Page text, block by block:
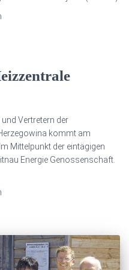
Vertretern der
kommt am
Mittelpunkt der eintägigen
Energie Genossenschaft.